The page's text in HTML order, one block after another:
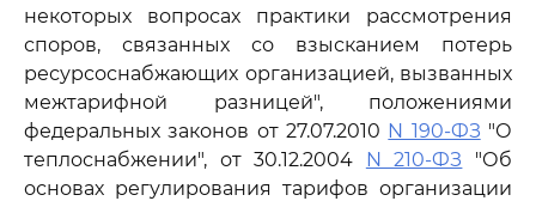
некоторых вопросах практики рассмотрения
споров, связанных со взысканием потерь
ресурсоснабжающих организацией, вызванных
межтарифной разницей", положениями
федеральных законов от 27.07.2010 N 190-ФЗ "О
теплоснабжении", от 30.12.2004 N 210-ФЗ "Об
основах регулирования тарифов организации